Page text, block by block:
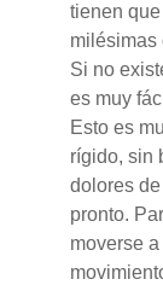
tienen
milésimas
Si no
es muy
Esto es
rígido, sin
dolores
pronto.
moverse